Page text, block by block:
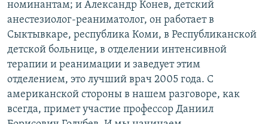
номинантам; и Александр Конев, детский
анестезиолог-реаниматолог, он работает в
Сыктывкаре, республика Коми, в Республиканской
детской больнице, в отделении интенсивной
терапии и реанимации и заведует этим
отделением, это лучший врач 2005 года. С
американской стороны в нашем разговоре, как
всегда, примет участие профессор Даниил